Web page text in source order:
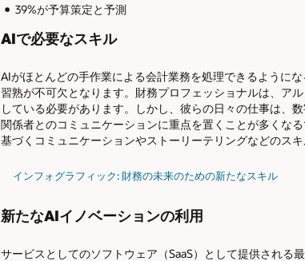
39%が予算策定と予測
AIで必要なスキル
AIがほとんどの手作業による会計業務を処理できるように
習熟が不可欠となります。財務プロフェッショナルは、ア
している必要があります。しかし、彼らの日々の仕事は、
関係者とのコミュニケーションに重点を置くことが多くな
基づくコミュニケーションやストーリーテリングなどのス
インフォグラフィック: 財務の未来のための新たなスキル
新たなAIイノベーションの利用
サービスとしてのソフトウェア（SaaS）として提供される